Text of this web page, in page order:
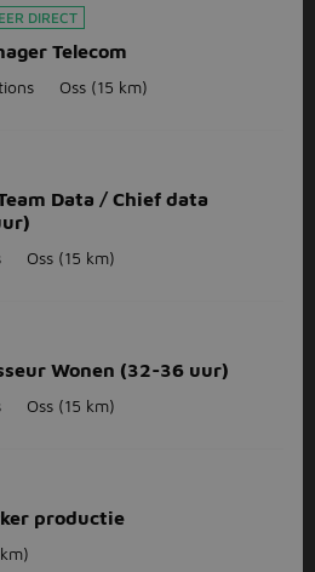
DIRECT
Telecom
Oss (15 km)
Data / Chief data
Oss (15 km)
Wonen (32-36 uur)
Oss (15 km)
productie